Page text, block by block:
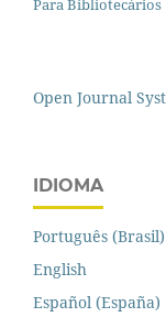
Para Bibliotecários
Open Journal
IDIOMA
Português (Brasil)
English
Español (España)